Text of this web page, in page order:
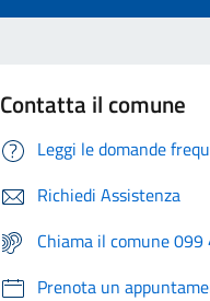
Contatta il comune
Leggi le domande
Richiedi Assistenza
Chiama il comune
Prenota un